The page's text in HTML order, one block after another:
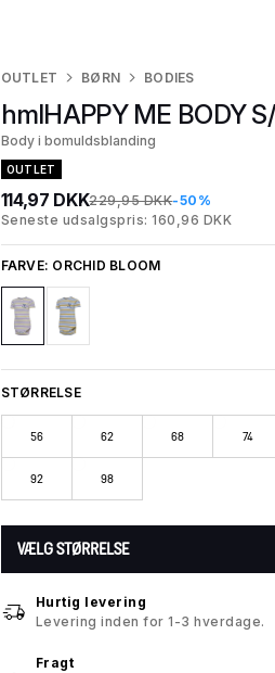
OUTLET BØRN BODIES
hmlHAPPY ME BODY
Body i bomuldsblanding
OUTLET
114,97 DKK229,95 DKK-50%
Seneste udsalgspris: 160,96 DKK
FARVE: ORCHID BLOOM
STØRRELSE
56 62 68 74
92 98
VÆLG STØRRELSE
Hurtig levering
Levering inden for 1-3 hverdage.
Fragt